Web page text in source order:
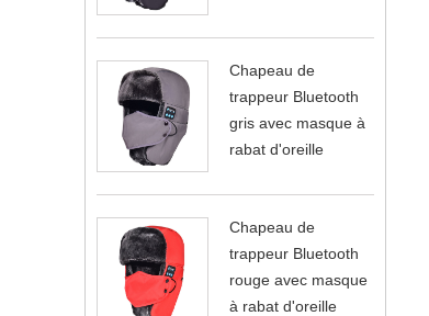
Chapeau de
trappeur Bluetooth
gris avec masque à
rabat d'oreille
Chapeau de
trappeur Bluetooth
rouge avec masque
à rabat d'oreille